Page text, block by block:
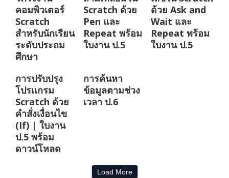
คอมพิวเตอร์
Scratch
สำหรับนักเรียน
ระดับประถม
ศึกษา
Scratch ด้วย
Pen และ
Repeat พร้อม
ใบงาน ป.5
ด้วย Ask and
Wait และ
Repeat พร้อม
ใบงาน ป.5
การปรับปรุง
โปรแกรม
Scratch ด้วย
คำสั่งเงื่อนไข
(If) | ใบงาน
ป.5 พร้อม
ดาวน์โหลด
การค้นหา
ข้อมูลตามช่วง
เวลา ป.6
Load More